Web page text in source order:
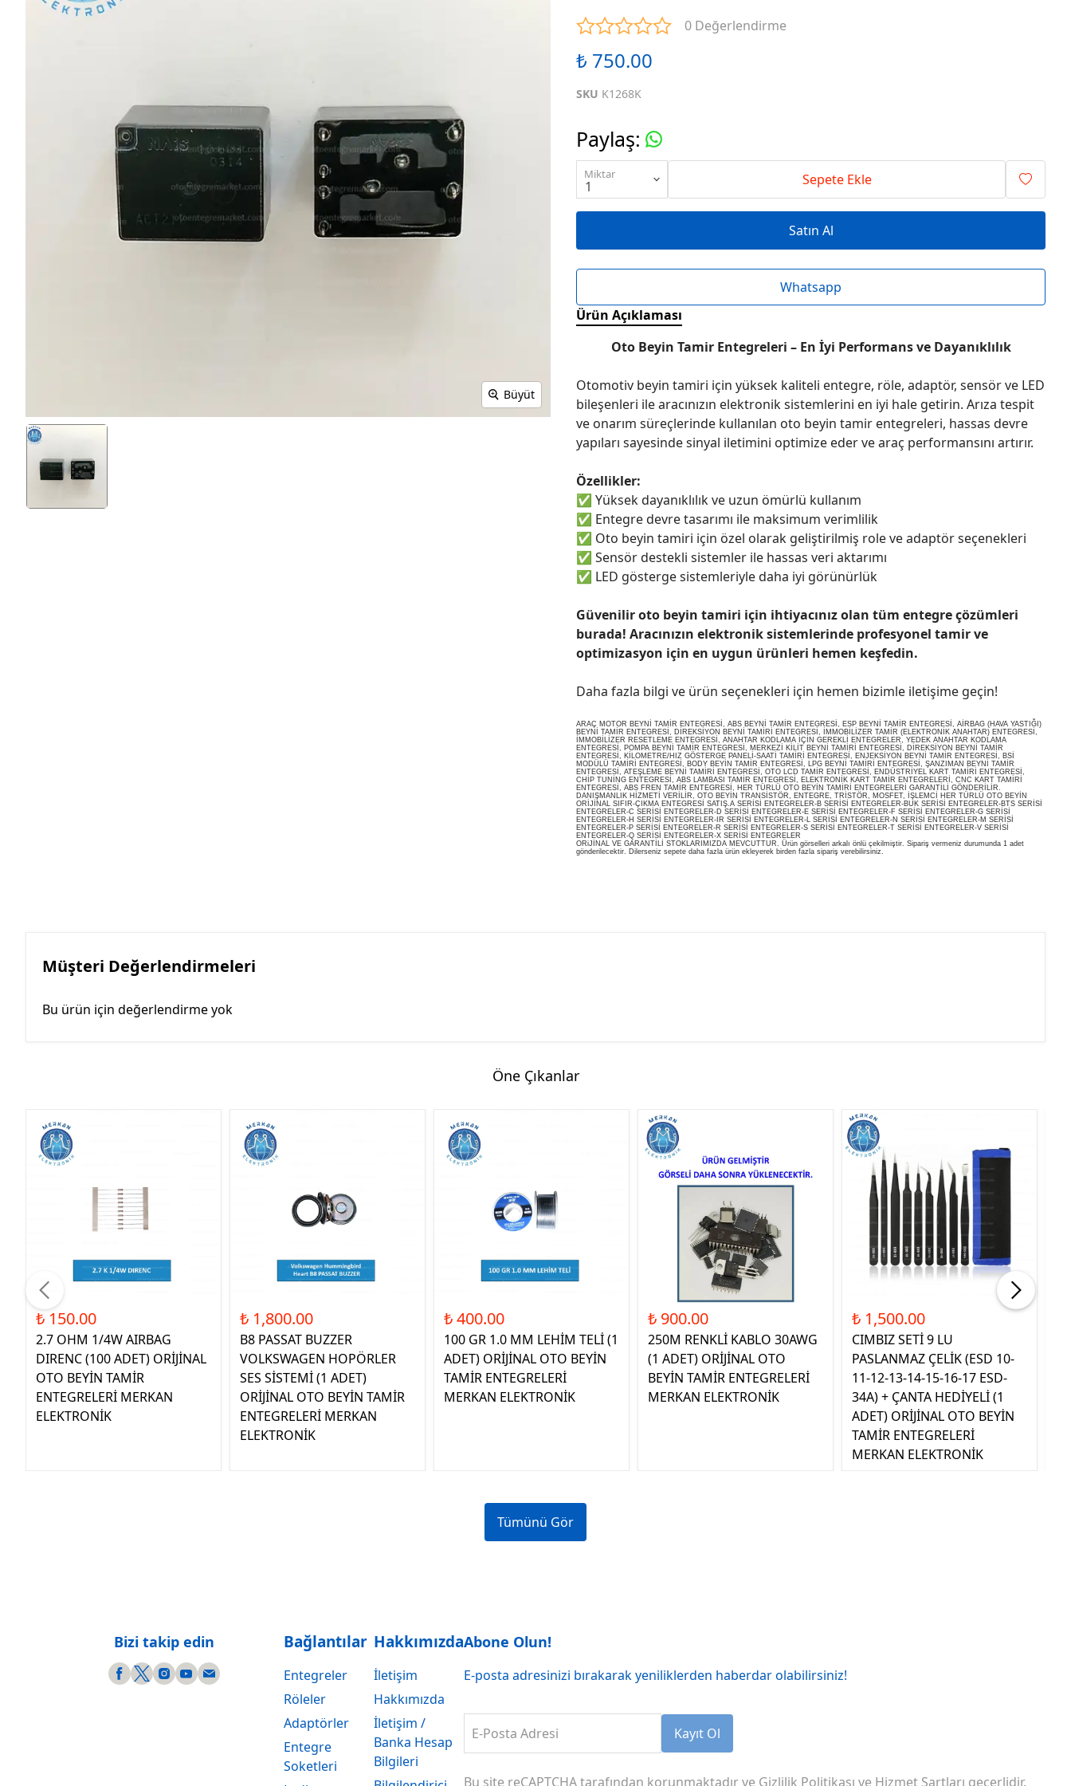
R SERİSİ ENTEGRELER
U SERİSİ ENTEGRELER
Z SERİSİ ENTEGRELER KARIŞIK SERİ ENTEGRELER
Büyüt
0 Değerlendirme
₺ 750.00
SKU K1268K
Paylaş:
Miktar Sepete Ekle
Satın Al
Whatsapp
Ürün Açıklaması
Oto Beyin Tamir Entegreleri – En İyi Performans ve Dayanıklılık
Otomotiv beyin tamiri için yüksek kaliteli entegre, röle, adaptör, sensör ve LED
bileşenleri ile aracınızın elektronik sistemlerini en iyi hale getirin. Arıza tespit
ve onarım süreçlerinde kullanılan oto beyin tamir entegreleri, hassas devre
yapıları sayesinde sinyal iletimini optimize eder ve araç performansını artırır.
Özellikler:
✅ Yüksek dayanıklılık ve uzun ömürlü kullanım
✅ Entegre devre tasarımı ile maksimum verimlilik
✅ Oto beyin tamiri için özel olarak geliştirilmiş role ve adaptör seçenekleri
✅ Sensör destekli sistemler ile hassas veri aktarımı
✅ LED gösterge sistemleriyle daha iyi görünürlük
Güvenilir oto beyin tamiri için ihtiyacınız olan tüm entegre çözümleri
burada! Aracınızın elektronik sistemlerinde profesyonel tamir ve
optimizasyon için en uygun ürünleri hemen keşfedin.
Daha fazla bilgi ve ürün seçenekleri için hemen bizimle iletişime geçin!
ARAÇ MOTOR BEYNİ TAMİR ENTEGRESİ, ABS BEYNİ TAMİR ENTEGRESİ, ESP BEYNİ TAMİR ENTEGRESİ, AİRBAG (HAVA YASTIĞI)
BEYNİ TAMİR ENTEGRESİ, DİREKSİYON BEYNİ TAMİRİ ENTEGRESİ, İMMOBİLİZER TAMİR (ELEKTRONİK ANAHTAR) ENTEGRESİ,
İMMOBİLİZER RESETLEME ENTEGRESİ, ANAHTAR KODLAMA İÇİN GEREKLİ ENTEGRELER, YEDEK ANAHTAR KODLAMA
ENTEGRESİ, POMPA BEYNİ TAMİR ENTEGRESİ, MERKEZİ KİLİT BEYNİ TAMİRİ ENTEGRESİ, DİREKSİYON BEYNİ TAMİR
ENTEGRESİ, KİLOMETRE/HIZ GÖSTERGE PANELİ-SAATİ TAMİRİ ENTEGRESİ, ENJEKSİYON BEYNİ TAMİR ENTEGRESİ, BSİ
MODÜLÜ TAMİRİ ENTEGRESİ, BODY BEYİN TAMİR ENTEGRESİ, LPG BEYNİ TAMİRİ ENTEGRESİ, ŞANZIMAN BEYNİ TAMİR
ENTEGRESİ, ATEŞLEME BEYNİ TAMİRİ ENTEGRESİ, OTO LCD TAMİR ENTEGRESİ, ENDÜSTRİYEL KART TAMİRİ ENTEGRESİ,
CHİP TUNİNG ENTEGRESİ, ABS LAMBASI TAMİR ENTEGRESİ, ELEKTRONİK KART TAMİR ENTEGRELERİ, CNC KART TAMİRİ
ENTEGRESİ, ABS FREN TAMİR ENTEGRESİ, HER TÜRLÜ OTO BEYİN TAMİRİ ENTEGRELERİ GARANTİLİ GÖNDERİLİR.
DANIŞMANLIK HİZMETİ VERİLİR, OTO BEYİN TRANSİSTÖR, ENTEGRE, TRİSTÖR, MOSFET, İŞLEMCİ HER TÜRLÜ OTO BEYİN
ORİJİNAL SIFIR-ÇIKMA ENTEGRESİ SATIŞ.A SERİSİ ENTEGRELER-B SERİSİ ENTEGRELER-BUK SERİSİ ENTEGRELER-BTS SERİSİ
ENTEGRELER-C SERİSİ ENTEGRELER-D SERİSİ ENTEGRELER-E SERİSİ ENTEGRELER-F SERİSİ ENTEGRELER-G SERİSİ
ENTEGRELER-H SERİSİ ENTEGRELER-IR SERİSİ ENTEGRELER-L SERİSİ ENTEGRELER-N SERİSİ ENTEGRELER-M SERİSİ
ENTEGRELER-P SERİSİ ENTEGRELER-R SERİSİ ENTEGRELER-S SERİSİ ENTEGRELER-T SERİSİ ENTEGRELER-V SERİSİ
ENTEGRELER-Q SERİSİ ENTEGRELER-X SERİSİ ENTEGRELER
ORiJİNAL VE GARANTİLİ STOKLARIMIZDA MEVCUTTUR. Ürün görselleri arkalı önlü çekilmiştir. Sipariş vermeniz durumunda 1 adet
gönderilecektir. Dilerseniz sepete daha fazla ürün ekleyerek birden fazla sipariş verebilirsiniz.
Müşteri Değerlendirmeleri
Bu ürün için değerlendirme yok
Öne Çıkanlar
₺ 150.00
2.7 OHM 1/4W AIRBAG
DIRENC (100 ADET) ORİJİNAL
OTO BEYİN TAMİR
ENTEGRELERİ MERKAN
ELEKTRONİK
₺ 1,800.00
B8 PASSAT BUZZER
VOLKSWAGEN HOPÖRLER
SES SİSTEMİ (1 ADET)
ORİJİNAL OTO BEYİN TAMİR
ENTEGRELERİ MERKAN
ELEKTRONİK
₺ 400.00
100 GR 1.0 MM LEHİM TELİ (1
ADET) ORİJİNAL OTO BEYİN
TAMİR ENTEGRELERİ
MERKAN ELEKTRONİK
₺ 900.00
250M RENKLİ KABLO 30AWG
(1 ADET) ORİJİNAL OTO
BEYİN TAMİR ENTEGRELERİ
MERKAN ELEKTRONİK
₺ 1,500.00
CIMBIZ SETİ 9 LU
PASLANMAZ ÇELİK (ESD 10-
11-12-13-14-15-16-17 ESD-
34A) + ÇANTA HEDİYELİ (1
ADET) ORİJİNAL OTO BEYİN
TAMİR ENTEGRELERİ
MERKAN ELEKTRONİK
Tümünü Gör
Bizi takip edin Bağlantılar
Entegreler
Röleler
Adaptörler
Entegre
Soketleri
Hakkımızda
İletişim
Hakkımızda
İletişim /
Banka Hesap
Bilgileri
Abone Olun!
E-posta adresinizi bırakarak yeniliklerden haberdar olabilirsiniz!
E-Posta Adresi Kayıt Ol
Bu site reCAPTCHA tarafından korunmaktadır ve Gizlilik Politikası ve Hizmet Şartları geçerlidir.